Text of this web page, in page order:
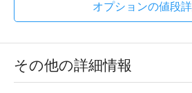
オプションの値段
その他の詳細情報